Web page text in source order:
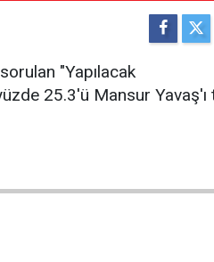
"Yapılacak
25.3'ü Mansur Yavaş'ı